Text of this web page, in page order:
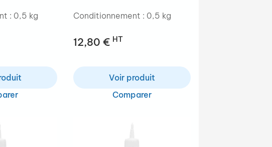
: 0,5 kg Conditionnement : 0,5 kg
12,80 € HT
Voir produit
Comparer